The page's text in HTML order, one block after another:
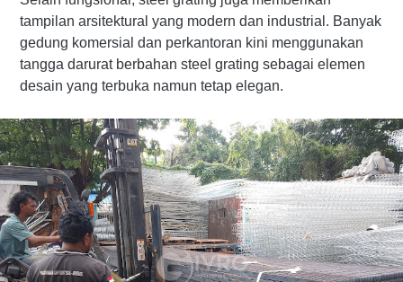
tampilan arsitektural yang modern dan industrial. Banyak
gedung komersial dan perkantoran kini menggunakan
tangga darurat berbahan steel grating sebagai elemen
desain yang terbuka namun tetap elegan.